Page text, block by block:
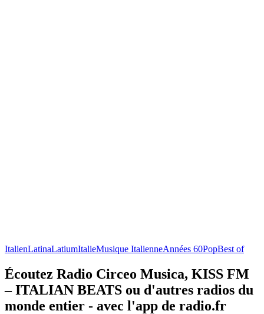
ItalienLatinaLatiumItalieMusique ItalienneAnnées 60PopBest of
Écoutez Radio Circeo Musica, KISS FM
– ITALIAN BEATS ou d'autres radios du
monde entier - avec l'app de radio.fr